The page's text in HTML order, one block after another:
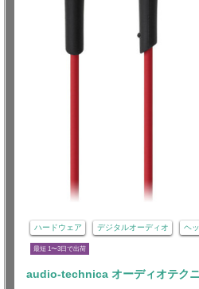
ハードウェア デジタルオーディオ ヘ
最短 1〜3日で出荷
audio-technica オーディオテク